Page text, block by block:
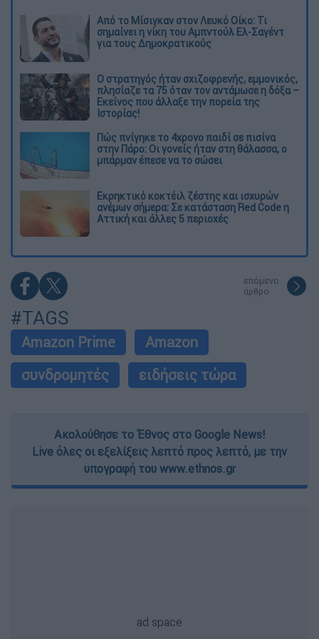
Από το Μίσιγκαν στον Λευκό Οίκο: Τι
σημαίνει η νίκη του Αμπντούλ Ελ-Σαγέντ
για τους Δημοκρατικούς
O στρατηγός ήταν σχιζοφρενής, εμμονικός,
πλησίαζε τα 75 όταν τον αντάμωσε η δόξα –
Εκείνος που άλλαξε την πορεία της
Ιστορίας!
Πώς πνίγηκε το 4χρονο παιδί σε πισίνα
στην Πάρο: Οι γονείς ήταν στη θάλασσα, ο
μπάρμαν έπεσε να το σώσει
Εκρηκτικό κοκτέιλ ζέστης και ισχυρών
ανέμων σήμερα: Σε κατάσταση Red Code η
Αττική και άλλες 5 περιοχές
επόμενο
άρθρο
#TAGS
Amazon Prime
Amazon
συνδρομητές
ειδήσεις τώρα
Ακολούθησε το Έθνος στο Google News!
Live όλες οι εξελίξεις λεπτό προς λεπτό, με την
υπογραφή του www.ethnos.gr